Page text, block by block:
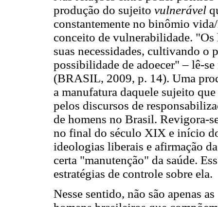
produção do sujeito vulnerável
constantemente no binômio
conceito de vulnerabilidade.
suas necessidades, cultivando o
possibilidade de adoecer" – lê-
(BRASIL, 2009, p. 14). Uma
a manufatura daquele sujeito
pelos discursos de
de homens no Brasil. Revigora-
no final do século XIX e início
ideologias liberais e afirmação
certa "manutenção" da saúde.
estratégias de controle sobre ela.
Nesse sentido, não são apenas